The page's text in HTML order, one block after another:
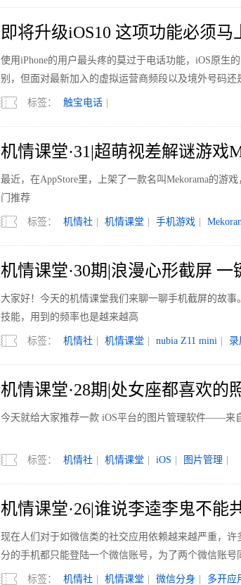
即将升级iOS10 这项功能必须马
使用iPhone的用户最头疼的莫过于电话功能，iOS原生
别，但面对最新加入的虚拟运营商频段以及境外号码
蹩脚的福建普通话跟你说我是北京检察院，相信无脑的
标签： 触宝电话
机情课堂·31|超萌视差解谜游戏
最近，在AppStore里，上架了一款名叫Mekorama的游
门推荐
标签： 机情社 机情课堂 手机游戏
机情课堂·30期|浪漫心形截屏 一
大家好！今天的机情课堂我们来聊一聊手机截屏的故
技能，用到的频率也是越来越高
标签： 机情社 机情课堂 nubia Z11 mini 录
机情课堂·28期|处女座都喜欢的
今天就给大家推荐一款 iOS平台的图片管理软件——来自
标签： 机情社 机情课堂 iOS 图片管理
机情课堂·26|谁说李逵李鬼不能
现在人们对于如微信类的社交应用依赖越来越严重，
分的手机都只能登陆一个微信账号，为了两个微信账号
标签： 机情社 机情课堂 微信分身 多开应